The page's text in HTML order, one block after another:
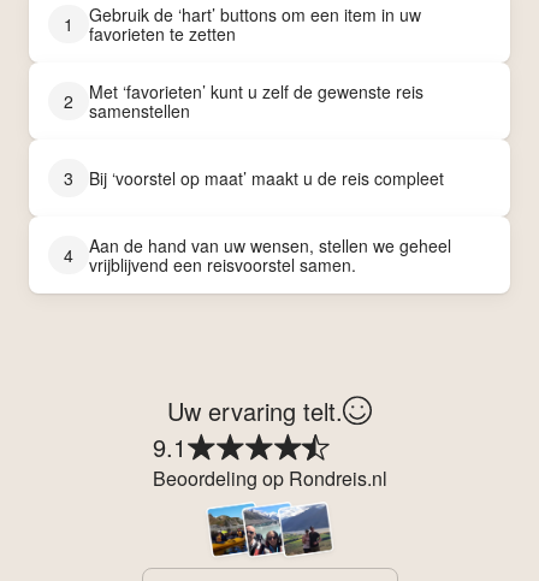
1
Gebruik de ‘hart’ buttons om een item in uw
favorieten te zetten
2
Met ‘favorieten’ kunt u zelf de gewenste reis
samenstellen
3 Bij ‘voorstel op maat’ maakt u de reis compleet
4
Aan de hand van uw wensen, stellen we geheel
vrijblijvend een reisvoorstel samen.
Uw ervaring telt.
9.1
Beoordeling op Rondreis.nl